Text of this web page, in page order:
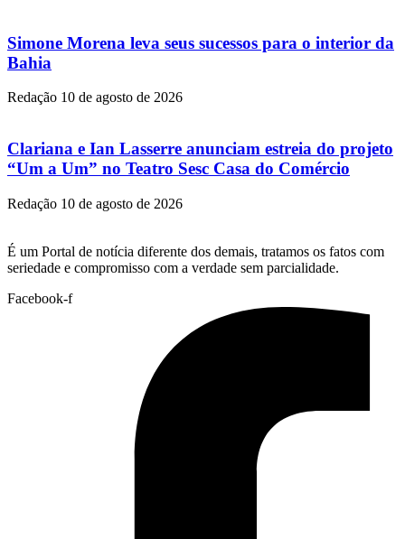
Simone Morena leva seus sucessos para o interior da
Bahia
Redação 10 de agosto de 2026
Clariana e Ian Lasserre anunciam estreia do projeto
“Um a Um” no Teatro Sesc Casa do Comércio
Redação 10 de agosto de 2026
É um Portal de notícia diferente dos demais, tratamos os fatos com
seriedade e compromisso com a verdade sem parcialidade.
Facebook-f